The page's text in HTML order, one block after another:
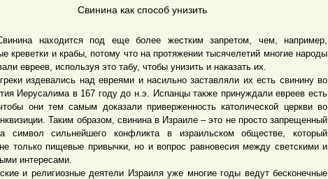
Свинина как способ унизить
находится под еще более жестким запретом, чем, например,
креветки и крабы, потому что на протяжении тысячелетий многие народы
евреев, используя это табу, чтобы унизить и наказать их.
издевались над евреями и насильно заставляли их есть свинину во
Иерусалима в 167 году до н.э. Испанцы также принуждали евреев есть
они тем самым доказали приверженность католической церкви во
Таким образом, свинина в Израиле – это не просто запрещенный
символ сильнейшего конфликта в израильском обществе, который
только пищевые привычки, но и вопрос равновесия между светскими и
интересами.
и религиозные деятели Израиля уже многие годы ведут бесконечные